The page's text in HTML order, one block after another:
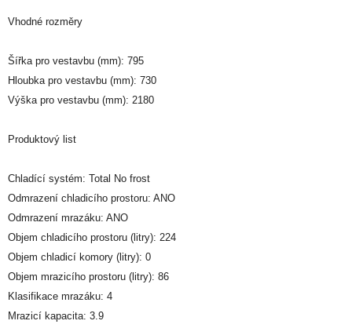
Vhodné rozměry
Šířka pro vestavbu (mm): 795
Hloubka pro vestavbu (mm): 730
Výška pro vestavbu (mm): 2180
Produktový list
Chladící systém: Total No frost
Odmrazení chladicího prostoru: ANO
Odmrazení mrazáku: ANO
Objem chladicího prostoru (litry): 224
Objem chladicí komory (litry): 0
Objem mrazicího prostoru (litry): 86
Klasifikace mrazáku: 4
Mrazicí kapacita: 3.9